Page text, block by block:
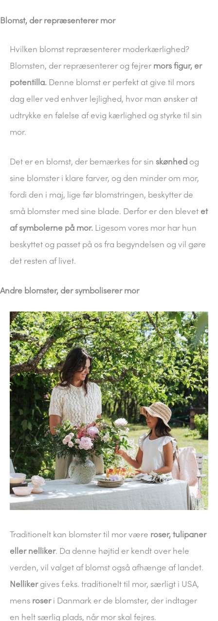
Blomst, der repræsenterer mor
Hvilken blomst repræsenterer moderkærlighed?
Blomsten, der repræsenterer og fejrer mors figur, er
potentilla. Denne blomst er perfekt at give til mors
dag eller ved enhver lejlighed, hvor man ønsker at
udtrykke en følelse af evig kærlighed og styrke til sin
mor.
Det er en blomst, der bemærkes for sin skønhed og
sine blomster i klare farver, og den minder om mor,
fordi den i maj, lige før blomstringen, beskytter de
små blomster med sine blade. Derfor er den blevet et
af symbolerne på mor. Ligesom vores mor har hun
beskyttet og passet på os fra begyndelsen og vil gøre
det resten af livet.
Andre blomster, der symboliserer mor
Traditionelt kan blomster til mor være roser, tulipaner
eller nelliker. Da denne højtid er kendt over hele
verden, vil valget af blomst også afhænge af landet.
Nellikergives f.eks. traditionelt til mor, særligt i USA,
mens roseri Danmark er de blomster, der indtager
en helt særlig plads, når mor skal fejres.